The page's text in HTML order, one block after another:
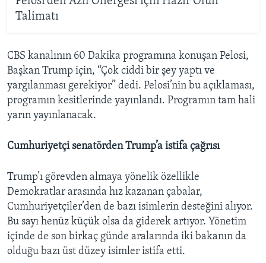
Talimatı
CBS kanalının 60 Dakika programına konuşan Pelosi,
Başkan Trump için, “Çok ciddi bir şey yaptı ve
yargılanması gerekiyor” dedi. Pelosi’nin bu açıklaması,
programın kesitlerinde yayınlandı. Programın tam hali
yarın yayınlanacak.
Cumhuriyetçi senatörden Trump’a istifa çağrısı
Trump’ı görevden almaya yönelik özellikle
Demokratlar arasında hız kazanan çabalar,
Cumhuriyetçiler’den de bazı isimlerin desteğini alıyor.
Bu sayı henüz küçük olsa da giderek artıyor. Yönetim
içinde de son birkaç günde aralarında iki bakanın da
olduğu bazı üst düzey isimler istifa etti.